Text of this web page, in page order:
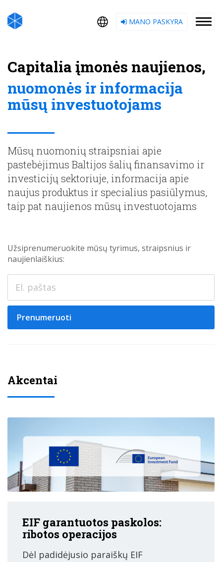
MANO PASKYRA
Capitalia įmonės naujienos,
nuomonės ir informacija
mūsų investuotojams
Mūsų nuomonių straipsniai apie
pastebėjimus Baltijos šalių finansavimo ir
investicijų sektoriuje, informacija apie
naujus produktus ir specialius pasiūlymus,
taip pat naujienos mūsų investuotojams
Užsiprenumeruokite mūsų tyrimus, straipsnius ir
naujienlaiškius:
Prenumeruoti
Akcentai
EIF garantuotos paskolos:
ribotos operacijos
Dėl padidėjusio paraiškų EIF